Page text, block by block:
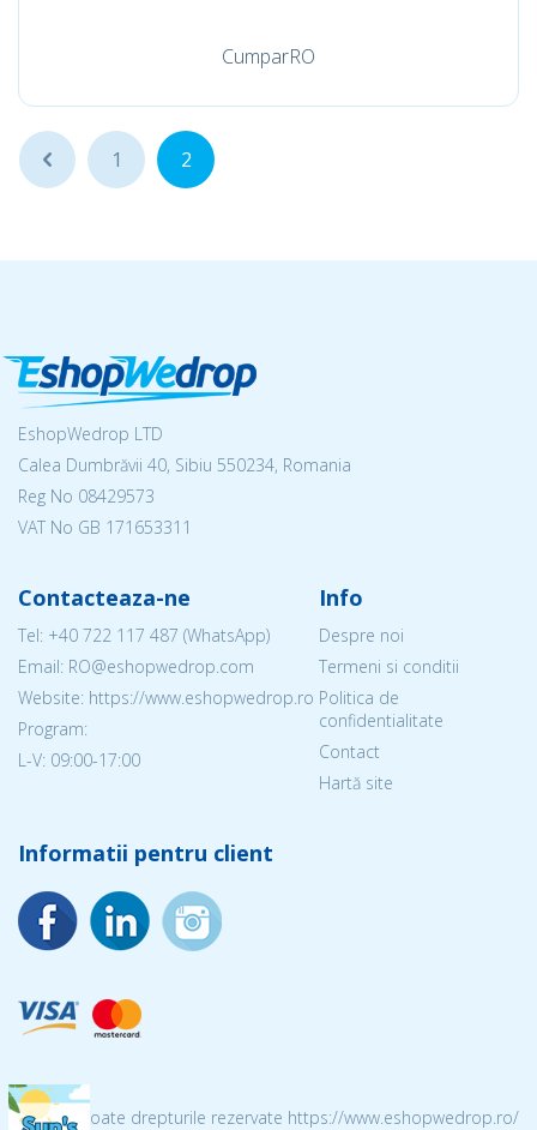
CumparRO
... 1 2
EshopWedrop LTD
Calea Dumbrăvii 40, Sibiu 550234, Romania
Reg No 08429573
VAT No GB 171653311
Contacteaza-ne
Tel: +40 722 117 487 (WhatsApp)
Email: RO@eshopwedrop.com
Website: https://www.eshopwedrop.ro
Program:
L-V: 09:00-17:00
Info
Despre noi
Termeni si conditii
Politica de
confidentialitate
Contact
Hartă site
Informatii pentru client
© 2026 Toate drepturile rezervate https://www.eshopwedrop.ro/